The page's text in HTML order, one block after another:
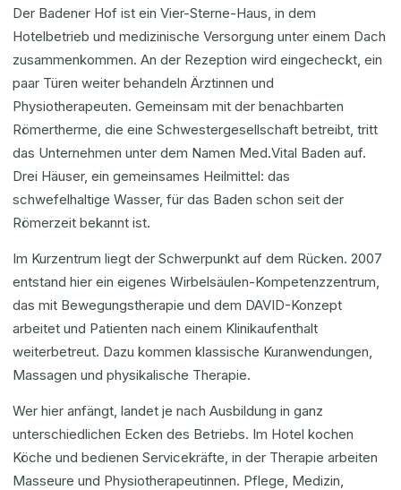
Der Badener Hof ist ein Vier-Sterne-Haus, in dem
Hotelbetrieb und medizinische Versorgung unter einem Dach
zusammenkommen. An der Rezeption wird eingecheckt, ein
paar Türen weiter behandeln Ärztinnen und
Physiotherapeuten. Gemeinsam mit der benachbarten
Römertherme, die eine Schwestergesellschaft betreibt, tritt
das Unternehmen unter dem Namen Med.Vital Baden auf.
Drei Häuser, ein gemeinsames Heilmittel: das
schwefelhaltige Wasser, für das Baden schon seit der
Römerzeit bekannt ist.
Im Kurzentrum liegt der Schwerpunkt auf dem Rücken. 2007
entstand hier ein eigenes Wirbelsäulen-Kompetenzzentrum,
das mit Bewegungstherapie und dem DAVID-Konzept
arbeitet und Patienten nach einem Klinikaufenthalt
weiterbetreut. Dazu kommen klassische Kuranwendungen,
Massagen und physikalische Therapie.
Wer hier anfängt, landet je nach Ausbildung in ganz
unterschiedlichen Ecken des Betriebs. Im Hotel kochen
Köche und bedienen Servicekräfte, in der Therapie arbeiten
Masseure und Physiotherapeutinnen. Pflege, Medizin,